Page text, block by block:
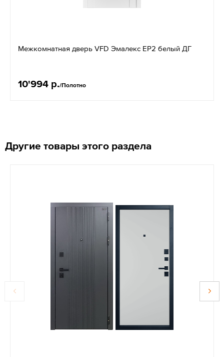
Межкомнатная дверь VFD Эмалекс EР2 белый ДГ
10'994 р./Полотно
Другие товары этого раздела